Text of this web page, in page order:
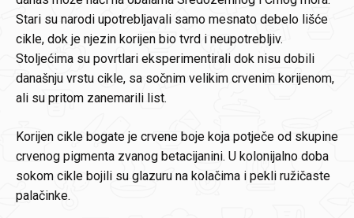
Stari su narodi upotrebljavali samo mesnato debelo lišće
cikle, dok je njezin korijen bio tvrd i neupotrebljiv.
Stoljećima su povrtlari eksperimentirali dok nisu dobili
današnju vrstu cikle, sa sočnim velikim crvenim korijenom,
ali su pritom zanemarili list.
Korijen cikle bogate je crvene boje koja potječe od skupine
crvenog pigmenta zvanog betacijanini. U kolonijalno doba
sokom cikle bojili su glazuru na kolačima i pekli ružičaste
palačinke.